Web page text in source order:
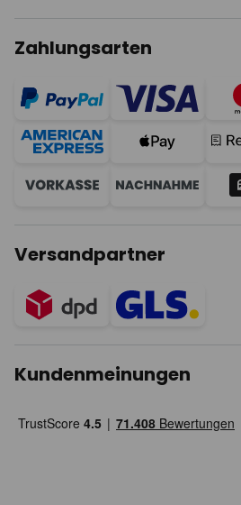
Zahlungsarten
Versandpartner
Kundenmeinungen